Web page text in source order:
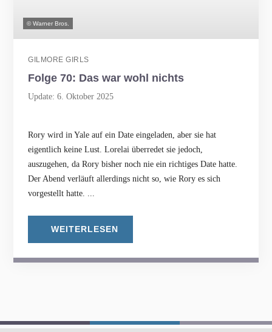
© Warner Bros.
GILMORE GIRLS
Folge 70: Das war wohl nichts
Update: 6. Oktober 2025
Rory wird in Yale auf ein Date eingeladen, aber sie hat
eigentlich keine Lust. Lorelai überredet sie jedoch,
auszugehen, da Rory bisher noch nie ein richtiges Date hatte.
Der Abend verläuft allerdings nicht so, wie Rory es sich
vorgestellt hatte. ...
WEITERLESEN